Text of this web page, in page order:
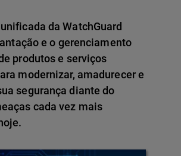
da WatchGuard
e o gerenciamento
produtos e serviços
modernizar, amadurecer e
segurança diante do
cada vez mais